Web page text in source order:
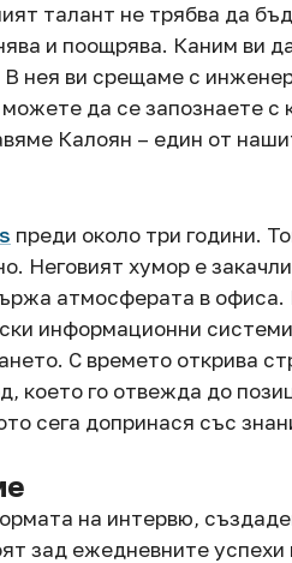
талант не трябва да
и поощрява. Каним ви
В нея ви срещаме с
да се запознаете с
Калоян – един от
преди около три години.
Неговият хумор е
атмосферата в офиса.
информационни
С времето открива
което го отвежда до
сега допринася със
на интервю,
зад ежедневните успехи